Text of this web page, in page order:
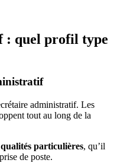
: quel profil type
administratif. Les
tout au long de la
qualités particulières, qu’il
de poste.